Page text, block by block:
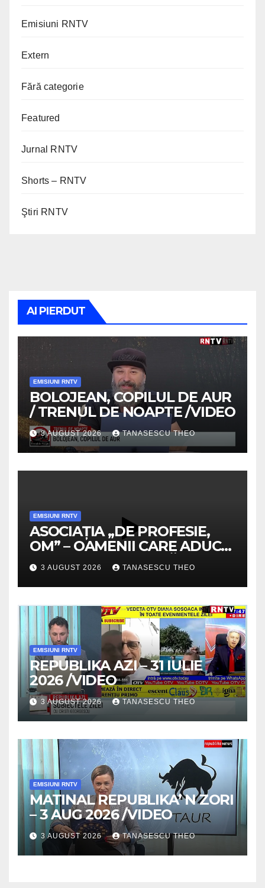
Emisiuni RNTV
Extern
Fără categorie
Featured
Jurnal RNTV
Shorts – RNTV
Ştiri RNTV
AI PIERDUT
EMISIUNI RNTV
BOLOJEAN, COPILUL DE AUR
/ TRENUL DE NOAPTE /VIDEO
3 AUGUST 2026 TANASESCU THEO
EMISIUNI RNTV
ASOCIAȚIA „DE PROFESIE,
OM” – OAMENII CARE ADUC
VALOARE COMUNITĂȚII /
SECRETELE SUCCESULUI
/VIDEO
3 AUGUST 2026 TANASESCU THEO
EMISIUNI RNTV
REPUBLIKA AZI – 31 IULIE
2026 /VIDEO
3 AUGUST 2026 TANASESCU THEO
EMISIUNI RNTV
MATINAL REPUBLIKA’ N ZORI
– 3 AUG 2026 /VIDEO
3 AUGUST 2026 TANASESCU THEO